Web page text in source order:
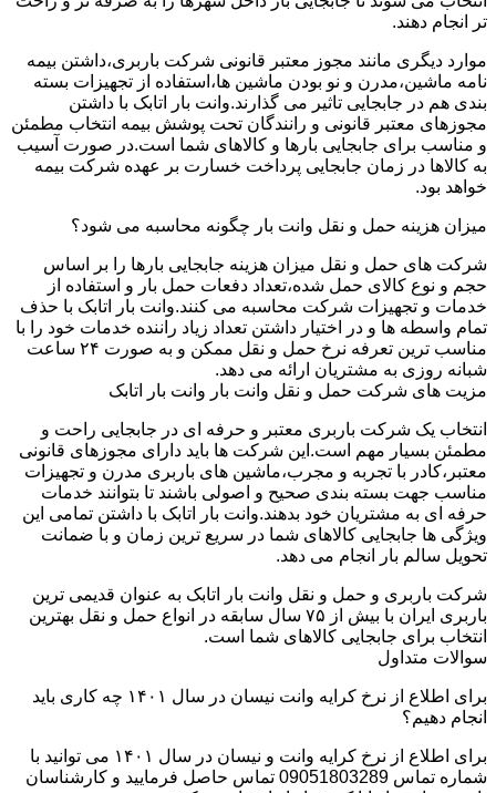
تر انجام دهند.
موارد دیگری مانند مجوز معتبر قانونی شرکت باربری،داشتن بیمه
نامه ماشین،مدرن و نو بودن ماشین ها،استفاده از تجهیزات بسته
بندی هم در جابجایی تاثیر می گذارند.وانت بار اتابک با داشتن
مجوزهای معتبر قانونی و رانندگان تحت پوشش بیمه انتخاب مطمئن
و مناسب برای جابجایی بارها و کالاهای شما است.در صورت آسیب
به کالاها در زمان جابجایی پرداخت خسارت بر عهده شرکت بیمه
خواهد بود.
میزان هزینه حمل و نقل وانت بار چگونه محاسبه می شود؟
شرکت های حمل و نقل میزان هزینه جابجایی بارها را بر اساس
حجم و نوع کالای حمل شده،تعداد دفعات حمل بار و استفاده از
خدمات و تجهیزات شرکت محاسبه می کنند.وانت بار اتابک با حذف
تمام واسطه ها و در اختیار داشتن تعداد زیاد راننده خدمات خود را با
مناسب ترین تعرفه نرخ حمل و نقل ممکن و به صورت ۲۴ ساعت
شبانه روزی به مشتریان ارائه می دهد.
مزیت های شرکت حمل و نقل وانت بار وانت بار اتابک
انتخاب یک شرکت باربری معتبر و حرفه ای در جابجایی راحت و
مطمئن بسیار مهم است.این شرکت ها باید دارای مجوزهای قانونی
معتبر،کادر با تجربه و مجرب،ماشین های باربری مدرن و تجهیزات
مناسب جهت بسته بندی صحیح و اصولی باشند تا بتوانند خدمات
حرفه ای به مشتریان خود بدهند.وانت بار اتابک با داشتن تمامی این
ویژگی ها جابجایی کالاهای شما در سریع ترین زمان و با ضمانت
تحویل سالم بار انجام می دهد.
شرکت باربری و حمل و نقل وانت بار اتابک به عنوان قدیمی ترین
باربری ایران با بیش از ۷۵ سال سابقه در انواع حمل و نقل بهترین
انتخاب برای جابجایی کالاهای شما است.
سوالات متداول
برای اطلاع از نرخ کرایه وانت نیسان در سال ۱۴۰۱ چه کاری باید
انجام دهیم؟
برای اطلاع از نرخ کرایه وانت و نیسان در سال ۱۴۰۱ می توانید با
شماره تماس 09051803289 تماس حاصل فرمایید و کارشناسان